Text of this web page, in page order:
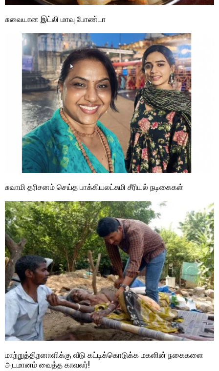
சுவையான இட்லி மாவு போண்டா
சுவாமி தரிசனம் செய்த பாக்கியலட்சுமி சீரியல் நடிகைகள்
மாற்றுத்திறனாளிக்கு வீடு கட்டிக்கொடுக்க மகளின் நகைகளை
அடமானம் வைத்த காவலர்!